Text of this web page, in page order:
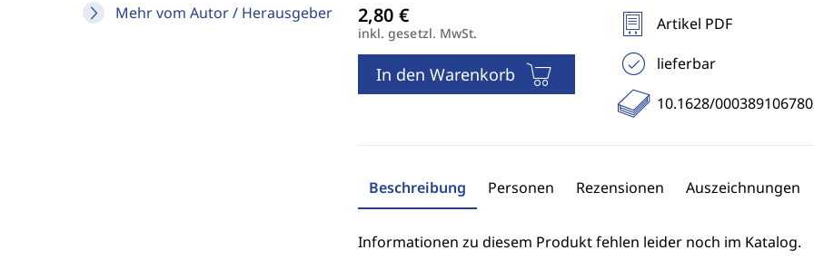
Mehr vom Autor / Herausgeber
inkl. gesetzl. MwSt.
In den Warenkorb
Artikel PDF
lieferbar
10.1628/
Beschreibung Personen Rezensionen Auszeichnungen
Informationen zu diesem Produkt fehlen leider noch im Katalog.